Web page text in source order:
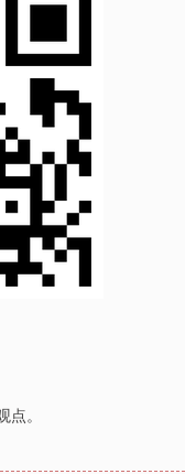
。